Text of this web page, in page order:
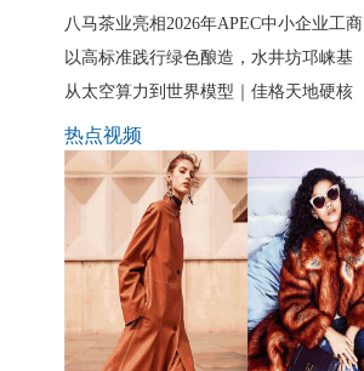
八马茶业亮相2026年APEC中小企业工商
以高标准践行绿色酿造，水井坊邛崃基
从太空算力到世界模型｜佳格天地硬核
热点视频